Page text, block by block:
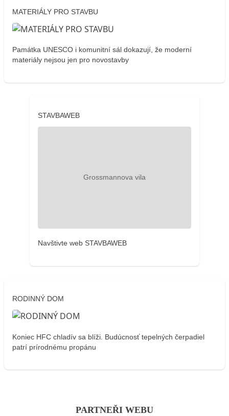
MATERIÁLY PRO STAVBU
Památka UNESCO i komunitní sál dokazují, že moderní
materiály nejsou jen pro novostavby
STAVBAWEB
Navštivte web STAVBAWEB
RODINNÝ DOM
Koniec HFC chladív sa blíži. Budúcnosť tepelných čerpadiel
patrí prírodnému propánu
PARTNEŘI WEBU